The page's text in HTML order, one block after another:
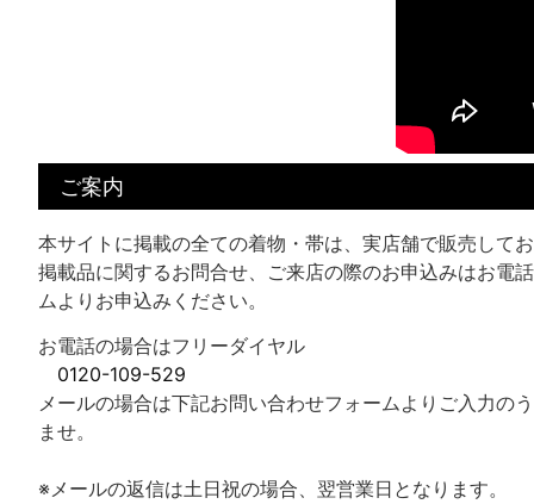
ご案内
本サイトに掲載の全ての着物・帯は、実店舗で販売して
掲載品に関するお問合せ、ご来店の際のお申込みはお電
ムよりお申込みください。
お電話の場合はフリーダイヤル
0120-109-529
メールの場合は下記お問い合わせフォームよりご入力の
ませ。
※メールの返信は土日祝の場合、翌営業日となります。